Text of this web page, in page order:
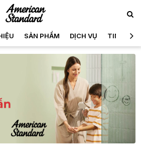
SẢN PHẨM DỊCH VỤ TIN TỨC